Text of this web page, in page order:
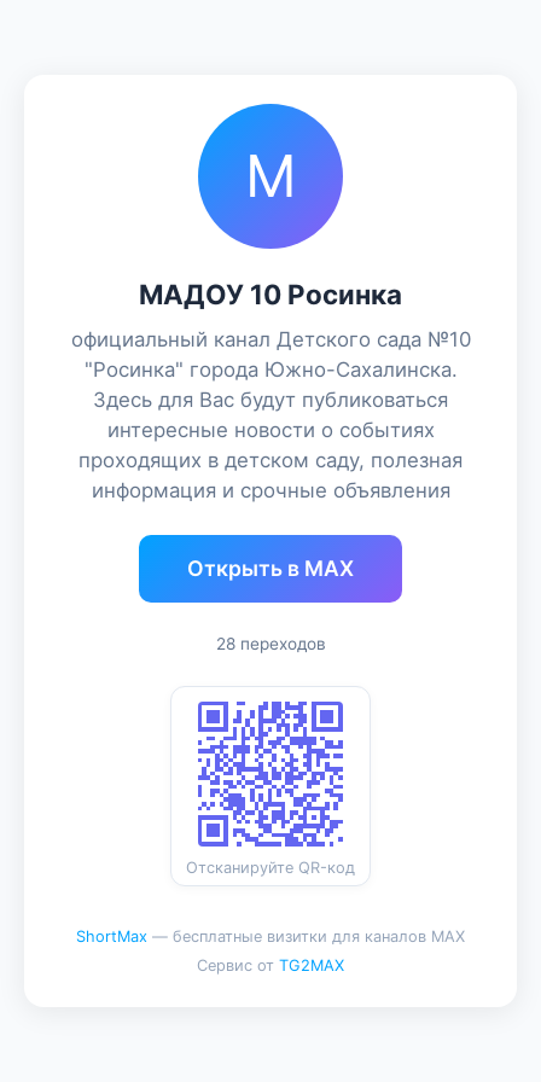
М
МАДОУ 10 Росинка
официальный канал Детского сада №10
"Росинка" города Южно-Сахалинска.
Здесь для Вас будут публиковаться
интересные новости о событиях
проходящих в детском саду, полезная
информация и срочные объявления
Открыть в MAX
28 переходов
Отсканируйте QR-код
ShortMax — бесплатные визитки для каналов MAX
Сервис от TG2MAX